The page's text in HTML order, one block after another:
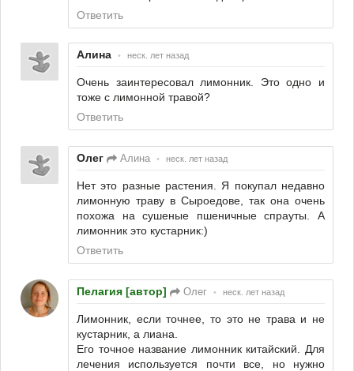
Ответить
Алина • неск. лет назад
Очень заинтересовал лимонник. Это одно и
тоже с лимонной травой?
Ответить
Олег Алина • неск. лет назад
Нет это разные растения. Я покупал недавно
лимонную траву в Сыроедове, так она очень
похожа на сушеные пшеничные спрауты. А
лимонник это кустарник:)
Ответить
Пелагия [автор] Олег • неск. лет назад
Лимонник, если точнее, то это не трава и не
кустарник, а лиана.
Его точное название лимонник китайский. Для
лечения используется почти все, но нужно